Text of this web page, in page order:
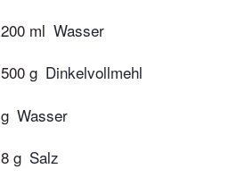
200 ml Wasser
500 g Dinkelvollmehl
g Wasser
8 g Salz